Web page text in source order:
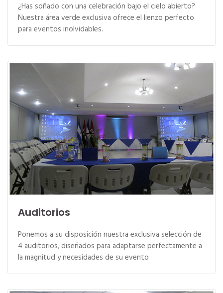
¿Has soñado con una celebración bajo el cielo abierto?
Nuestra área verde exclusiva ofrece el lienzo perfecto
para eventos inolvidables.
Auditorios
Ponemos a su disposición nuestra exclusiva selección de
4 auditorios, diseñados para adaptarse perfectamente a
la magnitud y necesidades de su evento